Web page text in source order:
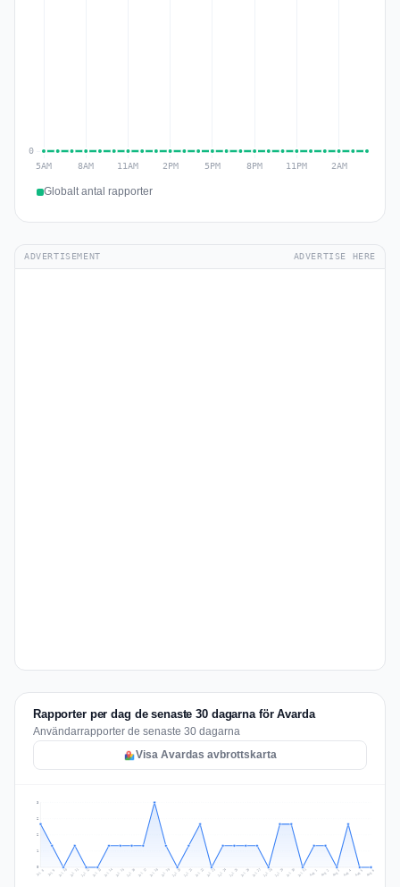
Globalt antal rapporter
ADVERTISEMENT ADVERTISE HERE
Rapporter per dag de senaste 30 dagarna för Avarda
Användarrapporter de senaste 30 dagarna
Visa Avardas avbrottskarta
1
2
2
3
Jul 8 Jul 9 Jul 10 Jul 11 Jul 12 Jul 13 Jul 14 Jul 15 Jul 16 Jul 17 Jul 18 Jul 19 Jul 20 Jul 21 Jul 22 Jul 23 Jul 24 Jul 25 Jul 26 Jul 27 Jul 28 Jul 29 Jul 30 Jul 31 Aug 1 Aug 2 Aug 3 Aug 4 Aug 5 Aug 6